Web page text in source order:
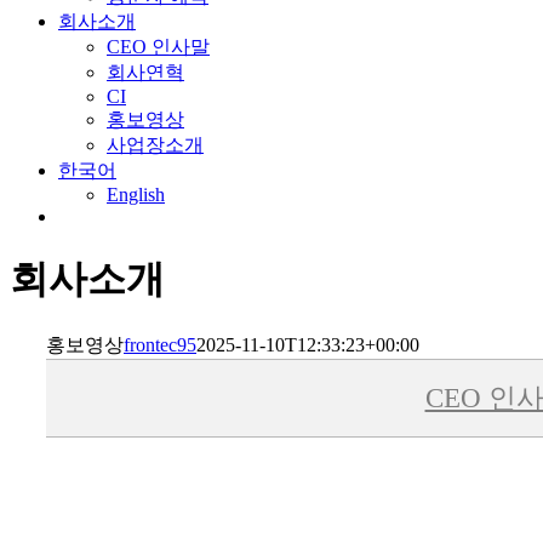
회사소개
CEO 인사말
회사연혁
CI
홍보영상
사업장소개
한국어
English
회사소개
홍보영상frontec952025-11-10T12:33:23+00:00
CEO 인